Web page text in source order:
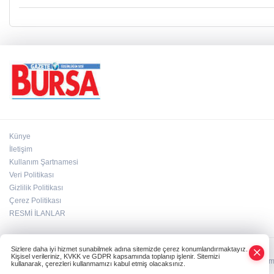
Künye
İletişim
Kullanım Şartnamesi
Veri Politikası
Gizlilik Politikası
Çerez Politikası
RESMİ İLANLAR
HABER YAZILIMIve TURKTICARET.NET projesidir Copyright© 2006-2026 Tüm
Sizlere daha iyi hizmet sunabilmek adına sitemizde çerez konumlandırmaktayız.
Kişisel verileriniz, KVKK ve GDPR kapsamında toplanıp işlenir. Sitemizi
kullanarak, çerezleri kullanmamızı kabul etmiş olacaksınız.